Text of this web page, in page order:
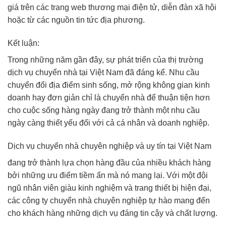
giá trên các trang web thương mại điện tử, diễn đàn xã hội
hoặc từ các nguồn tin tức địa phương.
Kết luận:
Trong những năm gần đây, sự phát triển của thị trường
dịch vụ chuyển nhà tại Việt Nam đã đáng kể. Nhu cầu
chuyển đổi địa điểm sinh sống, mở rộng không gian kinh
doanh hay đơn giản chỉ là chuyển nhà để thuận tiện hơn
cho cuộc sống hàng ngày đang trở thành một nhu cầu
ngày càng thiết yếu đối với cả cá nhân và doanh nghiệp.
Dịch vụ chuyển nhà chuyên nghiệp và uy tín tại Việt Nam
đang trở thành lựa chọn hàng đầu của nhiều khách hàng
bởi những ưu điểm tiềm ẩn mà nó mang lại. Với một đội
ngũ nhân viên giàu kinh nghiệm và trang thiết bị hiện đại,
các công ty chuyển nhà chuyên nghiệp tự hào mang đến
cho khách hàng những dịch vụ đáng tin cậy và chất lượng.